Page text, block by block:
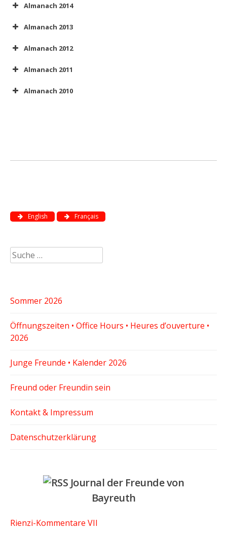
Almanach 2014
Almanach 2013
Almanach 2012
Almanach 2011
Almanach 2010
English Français
Suche
nach:
Sommer 2026
Öffnungszeiten • Office Hours • Heures d’ouverture •
2026
Junge Freunde • Kalender 2026
Freund oder Freundin sein
Kontakt & Impressum
Datenschutzerklärung
Journal der Freunde von
Bayreuth
Rienzi-Kommentare VII